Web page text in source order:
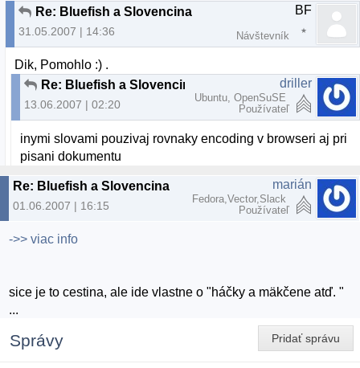
Re: Bluefish a Slovencina
31.05.2007 | 14:36
BF
Návštevník
Dik, Pomohlo :) .
Re: Bluefish a Slovencina
13.06.2007 | 02:20
driller
Ubuntu, OpenSuSE
Používateľ
inymi slovami pouzivaj rovnaky encoding v browseri aj pri
pisani dokumentu
Re: Bluefish a Slovencina
01.06.2007 | 16:15
marián
Fedora,Vector,Slack
Používateľ
->> viac info
sice je to cestina, ale ide vlastne o "háčky a mäkčene atď. "
...
Pridať správu
Správy